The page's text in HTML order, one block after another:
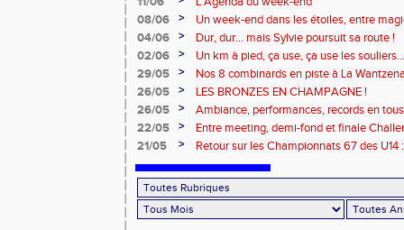
08/06
>
Un week-end dans les étoiles, entre
04/06
>
Dur, dur... mais Sylvie poursuit sa route !
02/06
>
Un km à pied, ça use, ça use les
29/05
>
Nos 8 combinards en piste à La
26/05
>
LES BRONZES EN CHAMPAGNE !
26/05
>
Ambiance, performances, records en
S2A ont brillé !
22/05 >
Entre meeting, demi-fond et finale
21/05
> Retour sur les Championnats 67 des U14